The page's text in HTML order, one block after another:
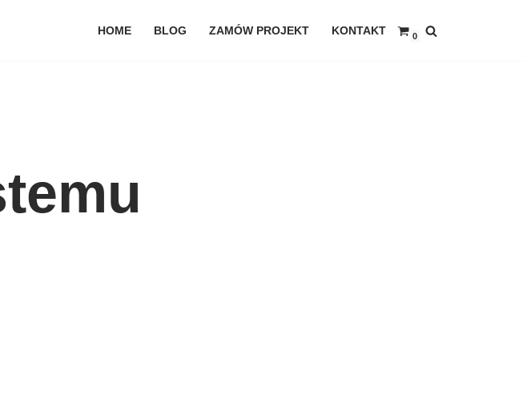
HOME BLOG ZAMÓW PROJEKT KONTAKT 0